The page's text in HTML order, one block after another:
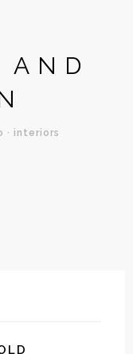
AND
· interiors